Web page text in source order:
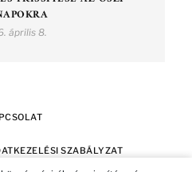
április 8.
SZABÁLYZAT